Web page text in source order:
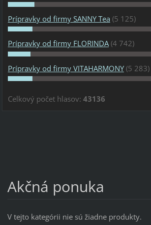
Prípravky od firmy SANNY Tea (5 125)
Prípravky od firmy FLORINDA (4 742)
Prípravky od firmy VITAHARMONY (5 283)
Celkový počet hlasov: 43136
Akčná ponuka
V tejto kategórii nie sú žiadne produkty.